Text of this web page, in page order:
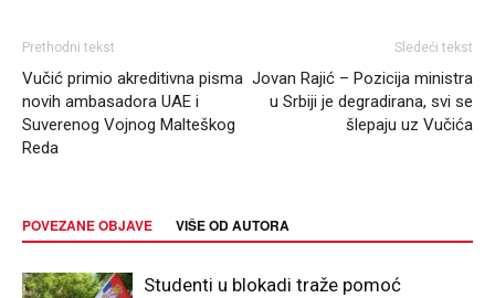
Prethodni tekst
Vučić primio akreditivna pisma
novih ambasadora UAE i
Suverenog Vojnog Malteškog
Reda
Sledeći tekst
Jovan Rajić – Pozicija ministra
u Srbiji je degradirana, svi se
šlepaju uz Vučića
POVEZANE OBJAVE VIŠE OD AUTORA
Studenti u blokadi traže pomoć